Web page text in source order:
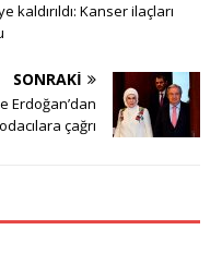
kaldırıldı: Kanser ilaçları
SONRAKI
Erdoğan’dan
çağrı